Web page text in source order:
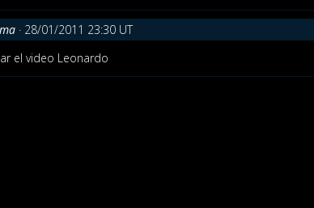
· 28/01/2011 23:30 UT
el video Leonardo